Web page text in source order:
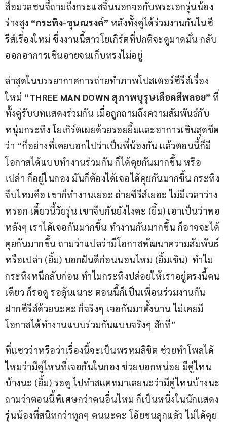
สื่อมวลชนจี้ถามถึงกระแสจิ้นนอกจอกับพระเอกรุ่นน้อง
ร่างสูง “กระทิง-ขุนณรงค์” หลังทั้งคู่ได้ร่วมงานกันในซี
รีส์เรื่องใหม่ ซึ่งงานนี้สาวโยเกิร์ตที่ปกติจะดูมาดมั่น กลับ
ออกอาการเขินอายจนเก็บทรงไม่อยู่
ล่าสุดในบรรยากาศการถ่ายทำภาพโปสเตอร์ซีรีส์เรื่อง
ใหม่ “THREE MAN DOWN สุภาพบุรุษเลือดสีพลอย” ที่
ทั้งคู่รับบทแสดงร่วมกัน เมื่อถูกถามถึงความสัมพันธ์กับ
หนุ่มกระทิง โยเกิร์ตเผยด้วยรอยยิ้มและอาการเขินสุดขีด
ว่า “ก็อย่างที่เคยบอกไปว่าเป็นพี่น้องกัน แล้วตอนนี้ก็มี
โอกาสได้แบบทำงานร่วมกัน ก็ได้คุยกันมากขึ้น หรือ
เปล่า ก็อยู่ในกอง มันก็ต้องได้เจอได้คุยกันมากขึ้น กระทิง
จีบไหมคือ เขาก็ทำงานเยอะ ถ่ายซีรีส์เยอะ ไม่มีเวลาว่าง
หรอก เดี๋ยวนี้วัยรุ่น เขาจีบกันยังไงคะ (ยิ้ม) เอาเป็นว่าพอ
หลังๆ เราได้เจอกันมากขึ้น ทำงานกันมากขึ้น ก็อาจจะได้
คุยกันมากขึ้น ถามว่าแปลว่ามีโอกาสพัฒนาความสัมพันธ์
หรือเปล่า (ยิ้ม) บอกฝันดีก่อนนอนไหม (ยิ้มเขิน)  ทำไม
กระทิงหนีกลับก่อน ทำไมกระทิงปล่อยให้เราอยู่ตรงนี้คน
เดียว ก็รอดู รอลุ้นเนาะ ตอนนี้ก็เป็นเพื่อนร่วมงานกัน
ฝากซีรีส์ด้วยนะคะ ก็จริงๆ เจอกันมาตั้งนาน ไม่เคยมี
โอกาสได้ทำงานแบบร่วมกันแบบจริงๆ สักที”
ที่แซวว่าหรือว่าเรื่องนี้จะเป็นพรหมลิขิต ช่วยทำโพลได้
ไหมว่ามีคู่ไหนที่เจอกันในกอง ช่วยบอกหน่อย มีคู่ไหน
บ้างนะ (ยิ้ม) รอดู ไปทำสแตทมาเลยนะว่ามีคู่ไหนบ้างนะ
ถามว่าตอนนี้พิเศษกว่าคนอื่นไหม ก็เป็นหนึ่งในนักแสดง
รุ่นน้องที่สนิทกว่าทุกๆ คนนะคะ โอ้ยขนลุกแล้ว ไม่ได้คุย